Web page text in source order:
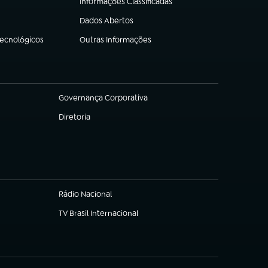
(abre em nova aba)
Dados Abertos
(abre em nova aba)
Outras Informações
(abre em nova aba)
Governança Corporativa
(abre em nova aba)
Diretoria
(abre em nova aba)
Rádio Nacional
TV Brasil Internacional
(abre em nova aba)